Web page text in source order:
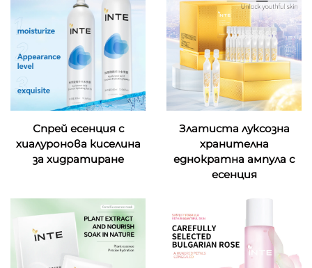
Спрей есенция с
хиалуронова киселина
за хидратиране
Златиста луксозна
хранителна
еднократна ампула с
есенция